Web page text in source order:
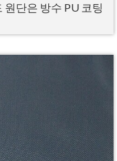
단은 방수 PU 코팅